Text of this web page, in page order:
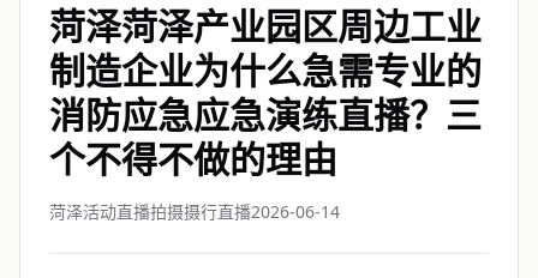
菏泽菏泽产业园区周边工业
制造企业为什么急需专业的
消防应急应急演练直播？三
个不得不做的理由
菏泽活动直播拍摄摄行直播2026-06-14